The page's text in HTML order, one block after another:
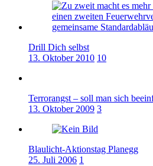
Drill Dich selbst
13. Oktober 2010 10
Terrorangst – soll man sich
13. Oktober 2009 3
Blaulicht-Aktionstag Planegg
25. Juli 2006 1